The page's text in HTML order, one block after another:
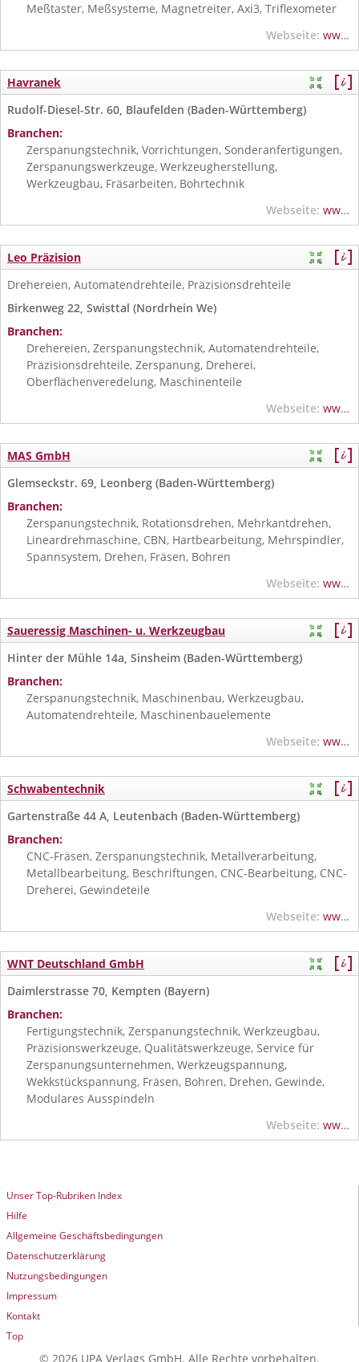
Meßtaster, Meßsysteme, Magnetreiter, Axi3, Triflexometer
Webseite: www.g-hase.com
Havranek
Rudolf-Diesel-Str. 60, Blaufelden (Baden-Württemberg)
Branchen:
Zerspanungstechnik, Vorrichtungen, Sonderanfertigungen,
Zerspanungswerkzeuge, Werkzeugherstellung,
Werkzeugbau, Fräsarbeiten, Bohrtechnik
Webseite: www.havranek.de
Leo Präzision
Drehereien, Automatendrehteile, Präzisionsdrehteile
Birkenweg 22, Swisttal (Nordrhein We)
Branchen:
Drehereien, Zerspanungstechnik, Automatendrehteile,
Präzisionsdrehteile, Zerspanung, Dreherei,
Oberflächenveredelung, Maschinenteile
Webseite: www.leo-praezision.de
MAS GmbH
Glemseckstr. 69, Leonberg (Baden-Württemberg)
Branchen:
Zerspanungstechnik, Rotationsdrehen, Mehrkantdrehen,
Lineardrehmaschine, CBN, Hartbearbeitung, Mehrspindler,
Spannsystem, Drehen, Fräsen, Bohren
Webseite: www.mas-tools.de
Saueressig Maschinen- u. Werkzeugbau
Hinter der Mühle 14a, Sinsheim (Baden-Württemberg)
Branchen:
Zerspanungstechnik, Maschinenbau, Werkzeugbau,
Automatendrehteile, Maschinenbauelemente
Webseite: www.saueressig-maschinenbau.de
Schwabentechnik
Gartenstraße 44 A, Leutenbach (Baden-Württemberg)
Branchen:
CNC-Fräsen, Zerspanungstechnik, Metallverarbeitung,
Metallbearbeitung, Beschriftungen, CNC-Bearbeitung, CNC-
Dreherei, Gewindeteile
Webseite: www.schwabentechnik.de
WNT Deutschland GmbH
Daimlerstrasse 70, Kempten (Bayern)
Branchen:
Fertigungstechnik, Zerspanungstechnik, Werkzeugbau,
Präzisionswerkzeuge, Qualitätswerkzeuge, Service für
Zerspanungsunternehmen, Werkzeugspannung,
Wekkstückspannung, Fräsen, Bohren, Drehen, Gewinde,
Modulares Ausspindeln
Webseite: www.wnt.de
Unser Top-Rubriken Index
Hilfe
Allgemeine Geschäftsbedingungen
Datenschutzerklärung
Nutzungsbedingungen
Impressum
Kontakt
Top
© 2026 UPA Verlags GmbH. Alle Rechte vorbehalten.